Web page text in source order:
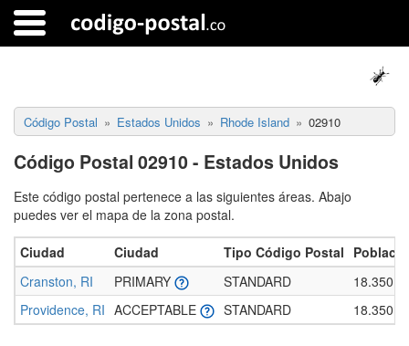
Código Postal Estados Unidos Rhode Island 02910
Código Postal 02910 - Estados Unidos
Este código postal pertenece a las siguientes áreas. Abajo
puedes ver el mapa de la zona postal.
Ciudad Ciudad Tipo Código Postal
Cranston, RI
PRIMARY STANDARD
18.350
Providence, RI ACCEPTABLE STANDARD 18.350